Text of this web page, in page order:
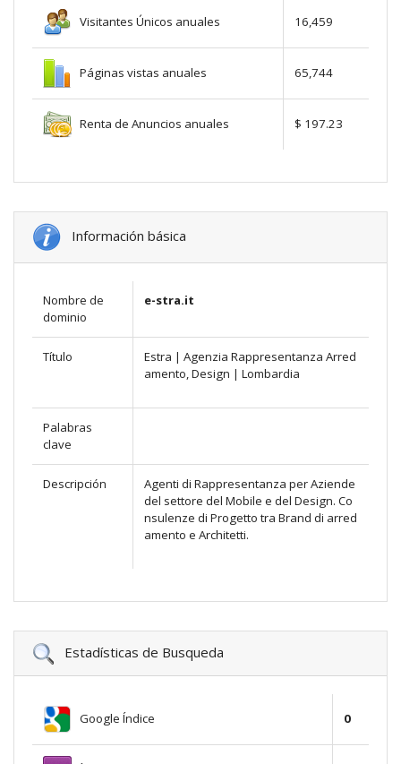
Visitantes Únicos anuales 16,459
Páginas vistas anuales 65,744
Renta de Anuncios anuales $ 197.23
Información básica
Nombre de
dominio
e-stra.it
Título
Estra | Agenzia Rappresentanza Arred
amento, Design | Lombardia
Palabras
clave
Descripción
Agenti di Rappresentanza per Aziende
del settore del Mobile e del Design. Co
nsulenze di Progetto tra Brand di arred
amento e Architetti.
Estadísticas de Busqueda
Google Índice 0